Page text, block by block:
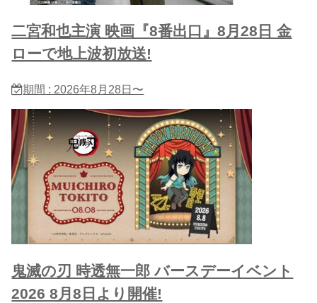
二宮和也主演 映画『8番出口』8月28日 金
ローで地上波初放送!
期間 : 2026年8月28日〜
鬼滅の刃 時透無一郎 バースデーイベント
2026 8月8日より開催!